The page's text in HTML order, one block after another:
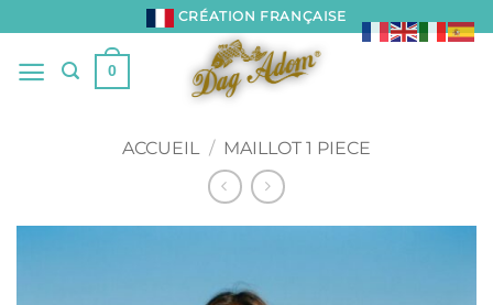
au
contenu
CRÉATION FRANÇAISE
0
ACCUEIL / MAILLOT 1 PIECE